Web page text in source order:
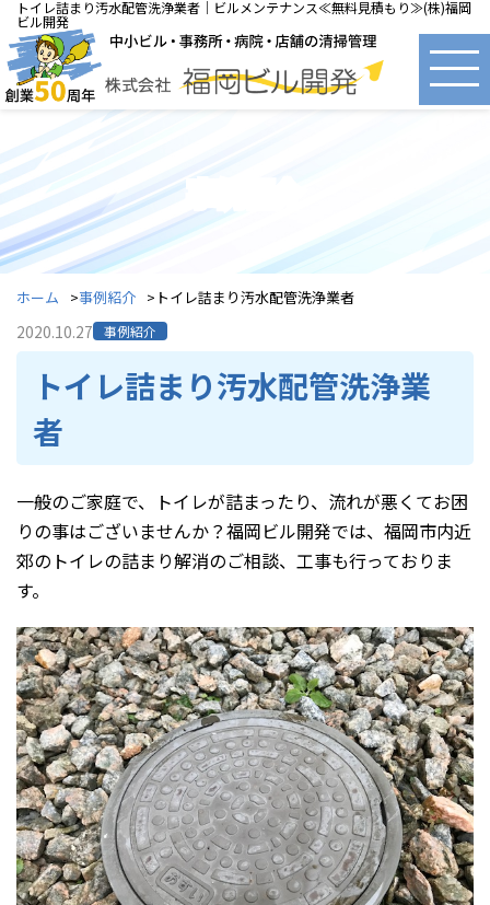
トイレ詰まり汚水配管洗浄業者｜ビルメンテナンス≪無料見積もり≫(株)福岡
ビル開発
事例紹介
ホーム 事例紹介 トイレ詰まり汚水配管洗浄業者
2020.10.27 事例紹介
トイレ詰まり汚水配管洗浄業
者
一般のご家庭で、トイレが詰まったり、流れが悪くてお困
りの事はございませんか？福岡ビル開発では、福岡市内近
郊のトイレの詰まり解消のご相談、工事も行っておりま
す。